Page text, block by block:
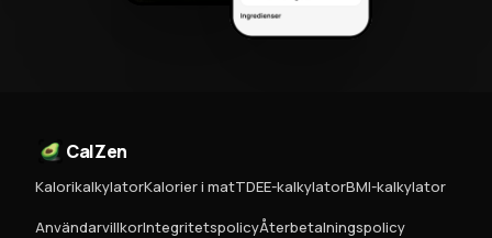
CalZen
KalorikalkylatorKalorier i matTDEE-kalkylatorBMI-kalkylator
AnvändarvillkorIntegritetspolicyÅterbetalningspolicy